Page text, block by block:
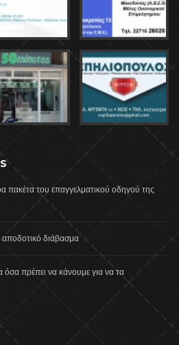
πακέτα του επαγγελματικού οδηγού της
διάβασμα
όσα πρέπει να κάνουμε για να τα